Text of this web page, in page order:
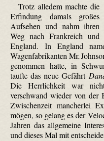
Trotz alledem machte die
Erfindung damals großes
Aufsehen und nahm ihren
Weg nach Frankreich und
England. In England
Wagenfabrikanten Mr.
genommen hatte, in
taufte das neue Gefährt
Die Herrlichkeit war
verschwand wieder von
Zwischenzeit mancherlei
mögen, so gelang es der
Jahren das allgemeine
und dieses Mal mit